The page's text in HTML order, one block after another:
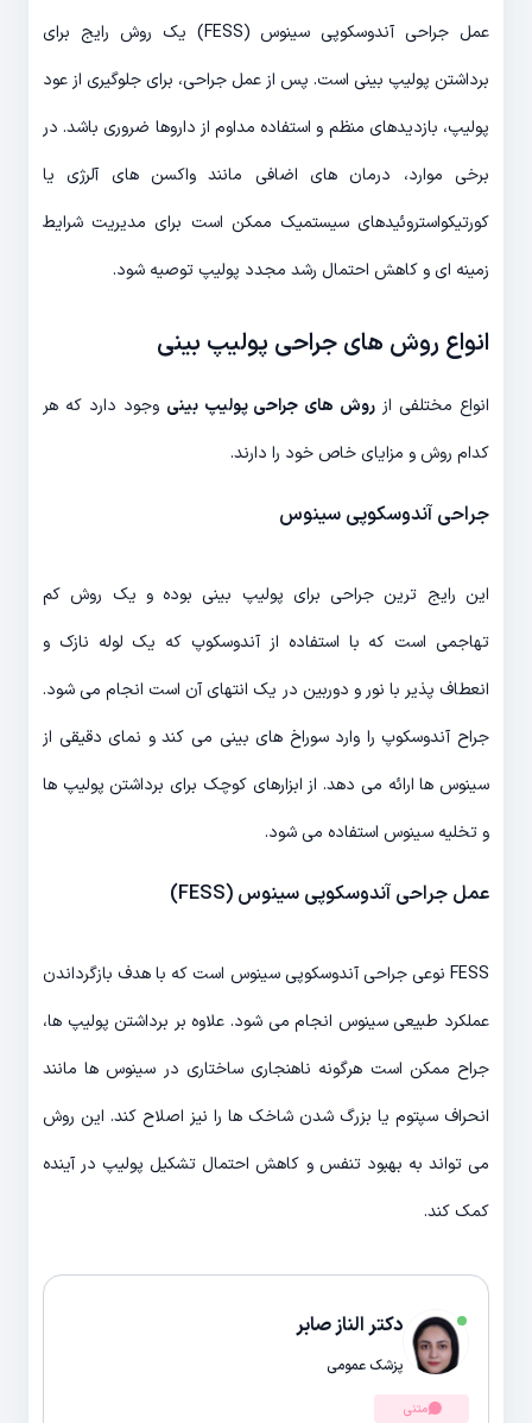
عمل جراحی آندوسکوپی سینوس (FESS) یک روش رایج برای
برداشتن پولیپ بینی است. پس از عمل جراحی، برای جلوگیری از عود
پولیپ، بازدیدهای منظم و استفاده مداوم از داروها ضروری باشد. در
برخی موارد، درمان های اضافی مانند واکسن های آلرژی یا
کورتیکواستروئیدهای سیستمیک ممکن است برای مدیریت شرایط
زمینه ای و کاهش احتمال رشد مجدد پولیپ توصیه شود.
انواع روش های جراحی پولیپ بینی
انواع مختلفی از روش های جراحی پولیپ بینی وجود دارد که هر
کدام روش و مزایای خاص خود را دارند.
جراحی آندوسکوپی سینوس
این رایج ترین جراحی برای پولیپ بینی بوده و یک روش کم
تهاجمی است که با استفاده از آندوسکوپ که یک لوله نازک و
انعطاف پذیر با نور و دوربین در یک انتهای آن است انجام می شود.
جراح آندوسکوپ را وارد سوراخ های بینی می کند و نمای دقیقی از
سینوس ها ارائه می دهد. از ابزارهای کوچک برای برداشتن پولیپ ها
و تخلیه سینوس استفاده می شود.
عمل جراحی آندوسکوپی سینوس (FESS)
FESS نوعی جراحی آندوسکوپی سینوس است که با هدف بازگرداندن
عملکرد طبیعی سینوس انجام می شود. علاوه بر برداشتن پولیپ ها،
جراح ممکن است هرگونه ناهنجاری ساختاری در سینوس ها مانند
انحراف سپتوم یا بزرگ شدن شاخک ها را نیز اصلاح کند. این روش
می تواند به بهبود تنفس و کاهش احتمال تشکیل پولیپ در آینده
کمک کند.
دکتر الناز صابر
پزشک عمومی
متنی